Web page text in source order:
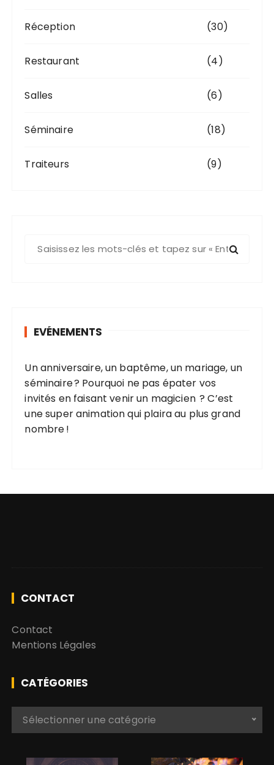
Réception (30)
Restaurant (4)
Salles (6)
Séminaire (18)
Traiteurs (9)
e
p
o
u
r
EVÉNEMENTS
Un anniversaire, un baptême, un mariage, un
séminaire ? Pourquoi ne pas épater vos
invités en faisant venir un magicien ? C’est
une super animation qui plaira au plus grand
nombre !
CONTACT
Contact
Mentions Légales
CATÉGORIES
Sélectionner une catégorie